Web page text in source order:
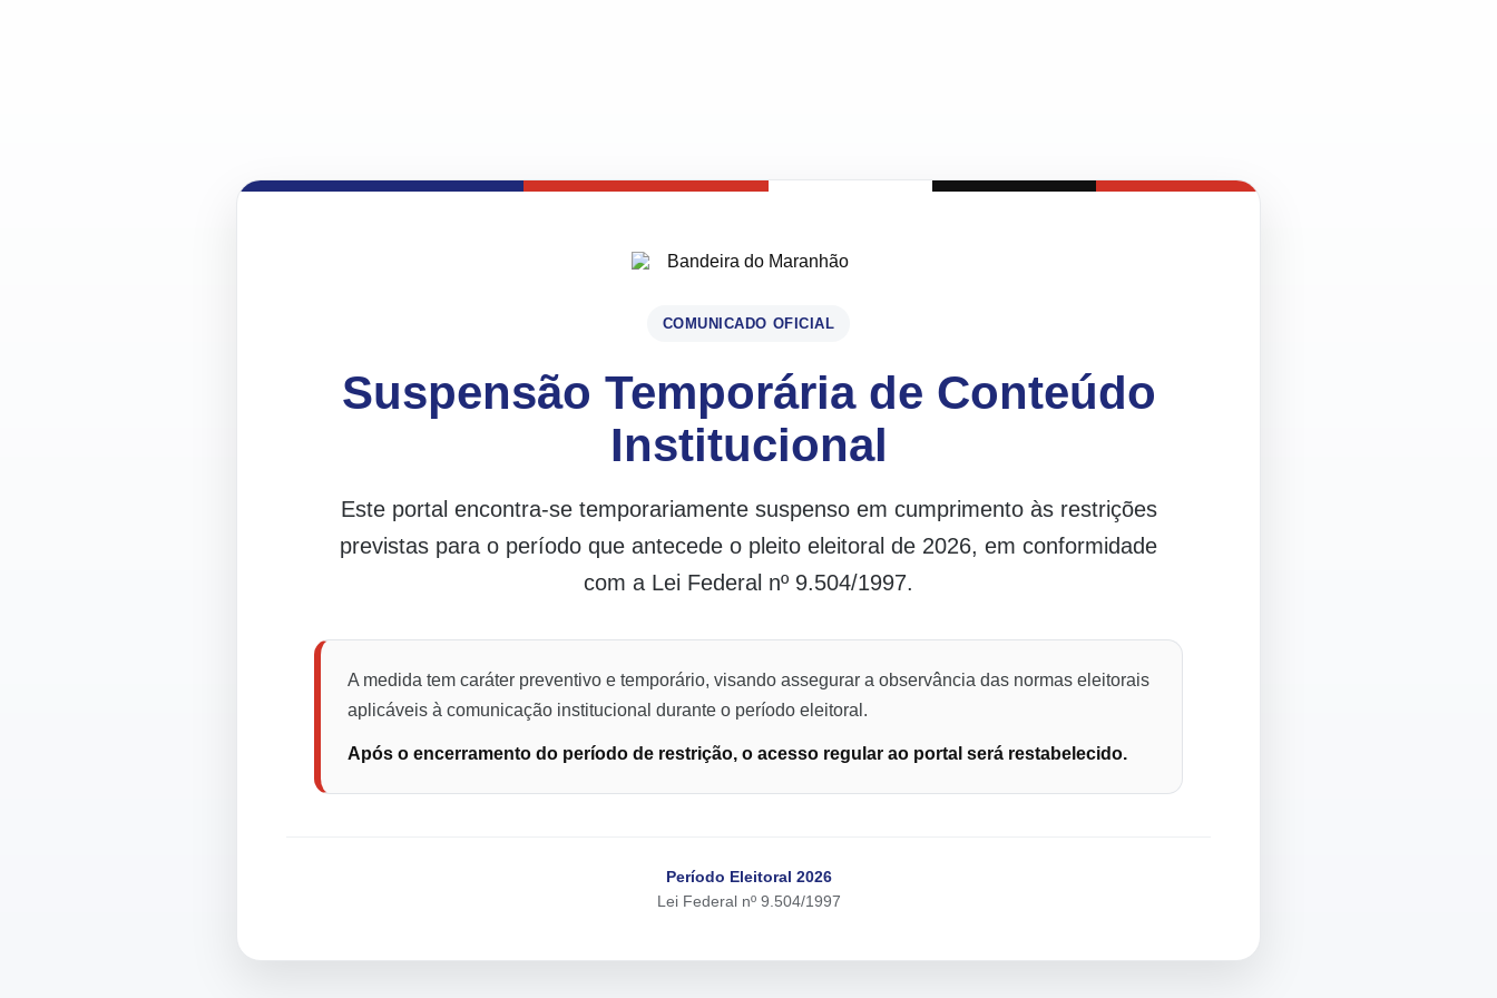
COMUNICADO OFICIAL
Suspensão Temporária de Conteúdo
Institucional
Este portal encontra-se temporariamente suspenso em cumprimento às restrições
previstas para o período que antecede o pleito eleitoral de 2026, em conformidade
com a Lei Federal nº 9.504/1997.
A medida tem caráter preventivo e temporário, visando assegurar a observância das normas eleitorais
aplicáveis à comunicação institucional durante o período eleitoral.
Após o encerramento do período de restrição, o acesso regular ao portal será restabelecido.
Período Eleitoral 2026
Lei Federal nº 9.504/1997